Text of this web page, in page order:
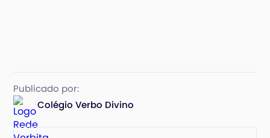
Publicado por:
Colégio Verbo Divino